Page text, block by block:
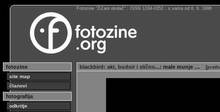
Fotozine “Žičani okidač” : ISSN 1334-0352 : s vama od 6. 6. 1998
fotozine
site map
članovi
fotografija
odkritje
blackbird: akt, budoir i slično...: male munje … [